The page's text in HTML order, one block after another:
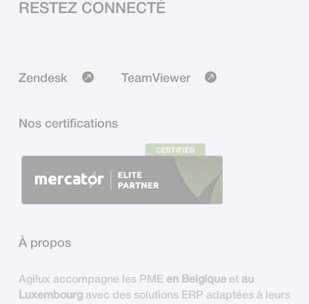
RESTEZ CONNECTÉ
Zendesk TeamViewer
Nos certifications
À propos
Agilux accompagne les PME en Belgiqueet au
Luxembourgavec des solutions ERP adaptées à leurs